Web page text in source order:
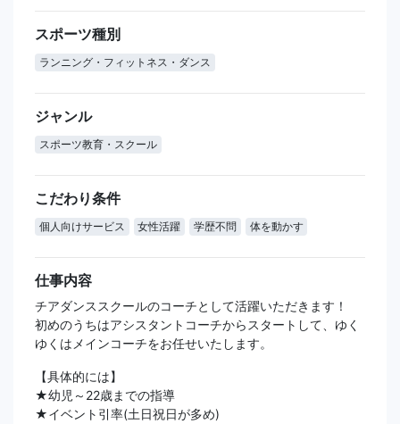
スポーツ種別
ランニング・フィットネス・ダンス
ジャンル
スポーツ教育・スクール
こだわり条件
個人向けサービス 女性活躍 学歴不問 体を動かす
仕事内容
チアダンススクールのコーチとして活躍いただきます！
初めのうちはアシスタントコーチからスタートして、ゆく
ゆくはメインコーチをお任せいたします。
【具体的には】
★幼児～22歳までの指導
★イベント引率(土日祝日が多め)